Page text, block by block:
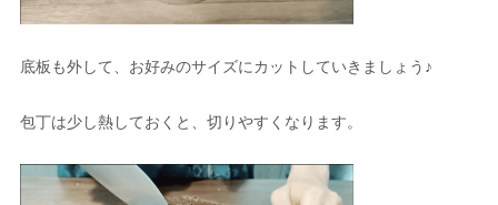
底板も外して、お好みのサイズにカットしていきましょう♪
包丁は少し熱しておくと、切りやすくなります。